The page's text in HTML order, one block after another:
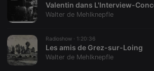
Walter de Mehlknepfle
Radioshow · 1:20:36
Les amis de Grez-sur-Loing
Walter de Mehlknepfle
PHPSESSID
.hearthis.at
reseller